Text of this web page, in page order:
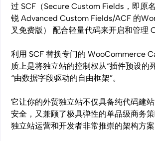
过 SCF（Secure Custom Fields，即原
锐 Advanced Custom Fields/ACF 的
叉免费版） 配合轻量代码来开启和管理
利用 SCF 替换专门的 WooCommerce
质上是将独立站的控制权从“插件预设的
“由数据字段驱动的自由框架”。
它让你的外贸独立站不仅具备纯代码建站
安全，又兼顾了极具弹性的单品级商务
独立站运营和开发者非常推崇的架构方案